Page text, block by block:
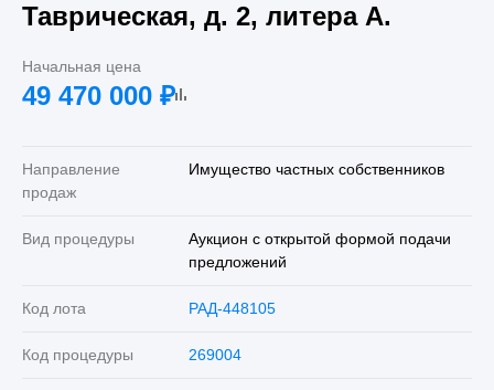
Таврическая, д. 2, литера А.
Начальная цена
49 470 000 ₽
Направление
продаж
Имущество частных собственников
Вид процедуры
Аукцион с открытой формой подачи
предложений
Код лота РАД-448105
Код процедуры 269004